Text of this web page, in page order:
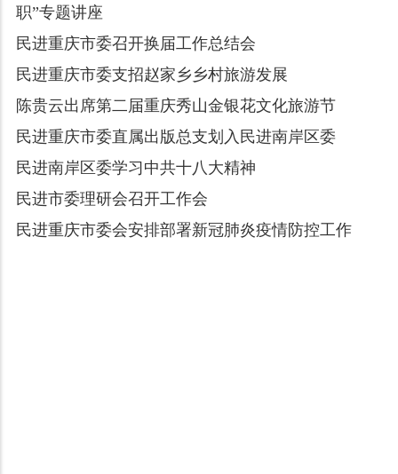
职”专题讲座
民进重庆市委召开换届工作总结会
民进重庆市委支招赵家乡乡村旅游发展
陈贵云出席第二届重庆秀山金银花文化旅游节
民进重庆市委直属出版总支划入民进南岸区委
民进南岸区委学习中共十八大精神
民进市委理研会召开工作会
民进重庆市委会安排部署新冠肺炎疫情防控工作